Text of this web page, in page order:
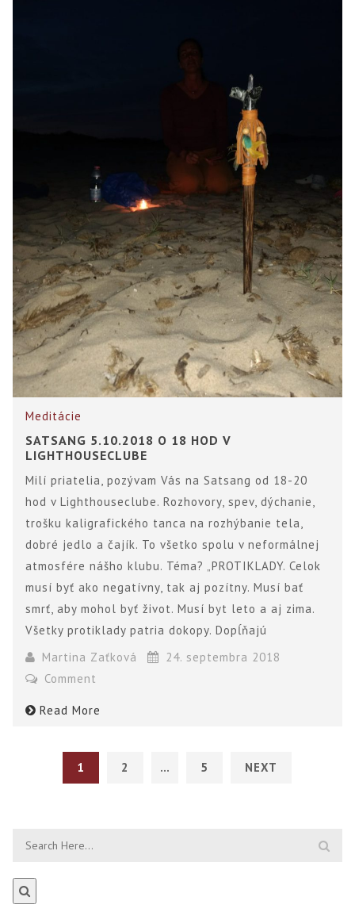
Meditácie
SATSANG 5.10.2018 O 18 HOD V
LIGHTHOUSECLUBE
Milí priatelia, pozývam Vás na Satsang od 18-20
hod v Lighthouseclube. Rozhovory, spev, dýchanie,
trošku kaligrafického tanca na rozhýbanie tela,
dobré jedlo a čajík. To všetko spolu v neformálnej
atmosfére nášho klubu. Téma? „PROTIKLADY. Celok
musí byť ako negatívny, tak aj pozítny. Musí bať
smrť, aby mohol byť život. Musí byt leto a aj zima.
Všetky protiklady patria dokopy. Dopĺňajú
Martina Zaťková
24. septembra 2018
Comment
Read More
1 2 … 5 NEXT